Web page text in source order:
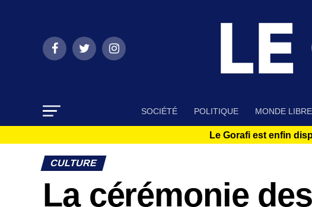
SOCIÉTÉ POLITIQUE MONDE LIBRE
Le Gorafi est enfin
CULTURE
La cérémonie